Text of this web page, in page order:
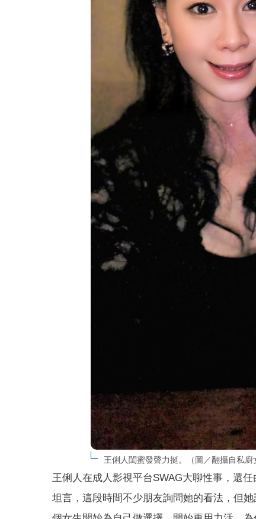
王俐人閨蜜發聲力挺。（圖／翻攝自私廚
王俐人在成人影視平台SWAG大聊性事，還
坦言，這段時間不少朋友詢問她的看法，但